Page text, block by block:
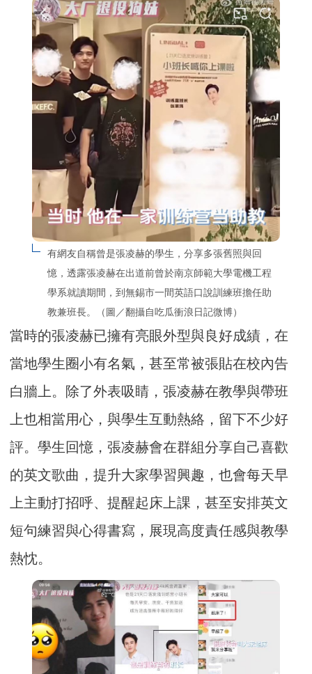
有網友自稱曾是張凌赫的學生，分享多張舊照與回
憶，透露張凌赫在出道前曾於南京師範大學電機工程
學系就讀期間，到無錫市一間英語口說訓練班擔任助
教兼班長。（圖／翻攝自吃瓜衝浪日記微博）
當時的張凌赫已擁有亮眼外型與良好成績，在
當地學生圈小有名氣，甚至常被張貼在校內告
白牆上。除了外表吸睛，張凌赫在教學與帶班
上也相當用心，與學生互動熱絡，留下不少好
評。學生回憶，張凌赫會在群組分享自己喜歡
的英文歌曲，提升大家學習興趣，也會每天早
上主動打招呼、提醒起床上課，甚至安排英文
短句練習與心得書寫，展現高度責任感與教學
熱忱。